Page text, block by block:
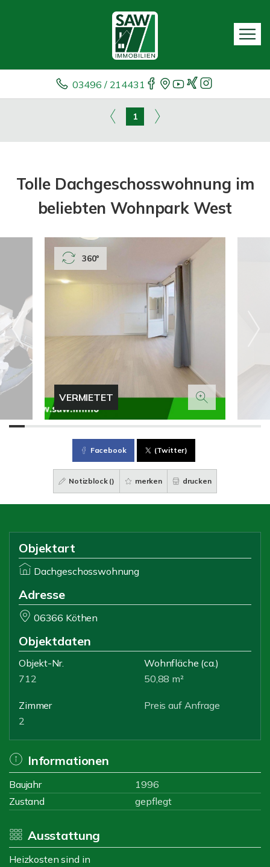
03496 / 214431
1
Tolle Dachgeschosswohnung im
beliebten Wohnpark West
VERMIETET
360°
Facebook (Twitter)
Notizblock () merken drucken
Objektart
Dachgeschosswohnung
Adresse
06366 Köthen
Objektdaten
Objekt-Nr.
712
Wohnfläche (ca.)
50,88 m²
Zimmer
2
Preis auf Anfrage
Informationen
Baujahr
1996
Zustand
gepflegt
Ausstattung
Heizkosten sind in